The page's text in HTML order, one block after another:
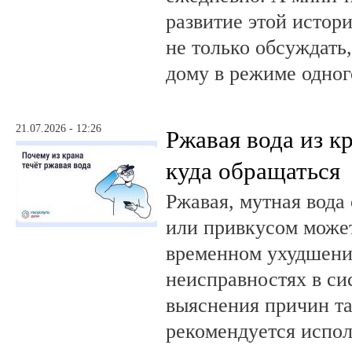
развитие этой
не только
дому в режиме
21.07.2026 - 12:26
Ржавая вода из
куда обращаться
Ржавая, мутная
или привкусом
временном
неисправностях в
выяснения причин
рекомендуется